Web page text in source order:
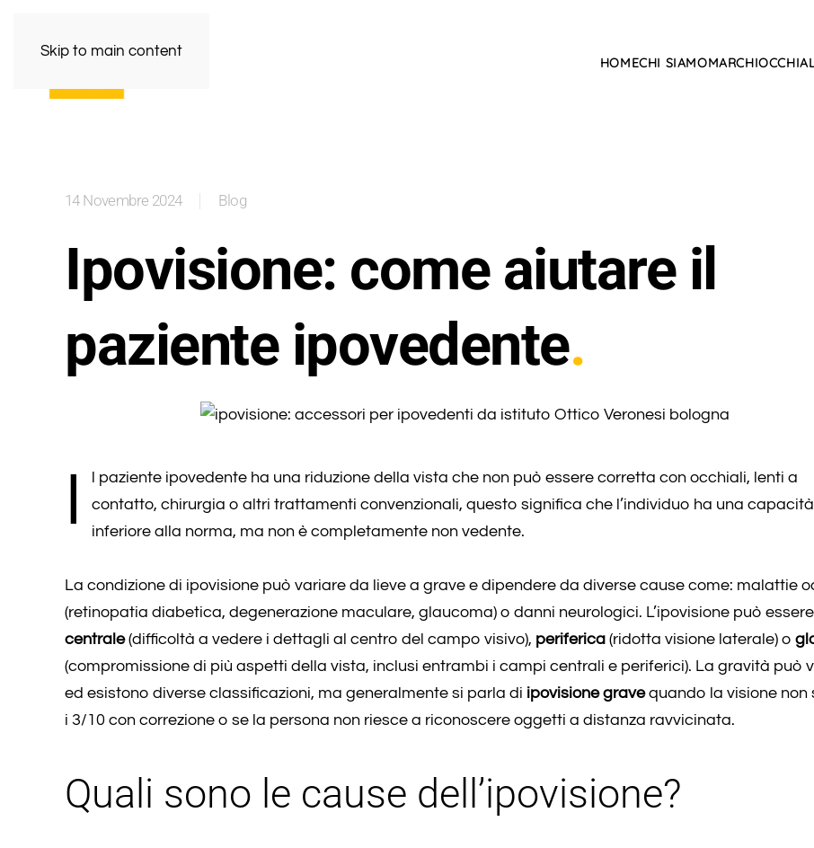
Skip to main content
HOMECHI SIAMOMARCHI
14 Novembre 2024 Blog
Ipovisione: come aiutare il
paziente ipovedente
I
l paziente ipovedente ha una riduzione della vista che non può essere corretta con occhiali, lenti a
contatto, chirurgia o altri trattamenti convenzionali, questo significa che l’individuo ha una
inferiore alla norma, ma non è completamente non vedente.
La condizione di ipovisione può variare da lieve a grave e dipendere da diverse cause come: malattie
(retinopatia diabetica, degenerazione maculare, glaucoma) o danni neurologici. L’ipovisione può essere
centrale(difficoltà a vedere i dettagli al centro del campo visivo), periferica (ridotta visione laterale) o
(compromissione di più aspetti della vista, inclusi entrambi i campi centrali e periferici). La gravità può
ed esistono diverse classificazioni, ma generalmente si parla di ipovisione gravequando la visione non
i 3/10 con correzione o se la persona non riesce a riconoscere oggetti a distanza ravvicinata.
Quali sono le cause dell’ipovisione?